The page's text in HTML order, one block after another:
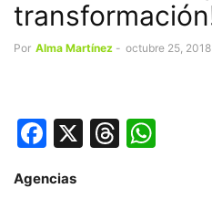
Por Alma Martínez - octubre 25, 2018
Facebook
X
Agencias